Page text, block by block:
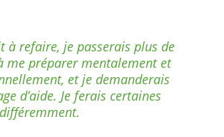
à refaire, je passerais plus de
me préparer mentalement et
et je demanderais
d’aide. Je ferais certaines